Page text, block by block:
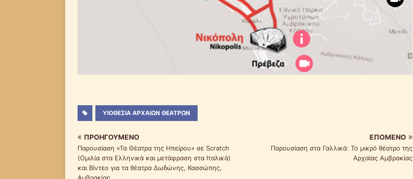
ΥΙΟΘΕΣΊΑ ΑΡΧΑΊΩΝ ΘΕΆΤΡΩΝ
ΠΡΟΗΓΟΎΜΕΝΟ
Παρουσίαση «Τα Θέατρα της Ηπείρου» σε Scratch
(Ομιλία στα Ελληνικά και μετάφραση στα Ιταλικά)
και Βίντεο για τα θέατρα Δωδώνης, Κασσώπης,
Αμβρακίας
ΕΠΌΜΕΝΟ
Παρουσίαση στα Γαλλικά: Το μικρό θέατρο της
Αρχαίας Αμβρακίας